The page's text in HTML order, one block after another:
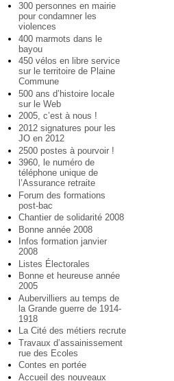
300 personnes en mairie
pour condamner les
violences
400 marmots dans le
bayou
450 vélos en libre service
sur le territoire de Plaine
Commune
500 ans d’histoire locale
sur le Web
2005, c’est à nous !
2012 signatures pour les
JO en 2012
2500 postes à pourvoir !
3960, le numéro de
téléphone unique de
l’Assurance retraite
Forum des formations
post-bac
Chantier de solidarité 2008
Bonne année 2008
Infos formation janvier
2008
Listes Électorales
Bonne et heureuse année
2005
Aubervilliers au temps de
la Grande guerre de 1914-
1918
La Cité des métiers recrute
Travaux d’assainissement
rue des Ecoles
Contes en portée
Accueil des nouveaux